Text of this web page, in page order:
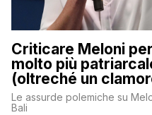
Criticare Meloni
molto più
(oltreché un
Le assurde polemiche su
Bali